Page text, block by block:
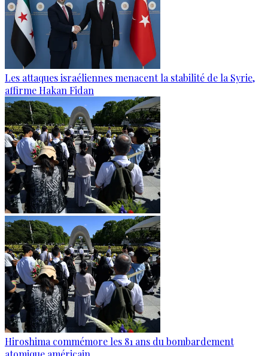
Les attaques israéliennes menacent la stabilité de la Syrie,
affirme Hakan Fidan
Hiroshima commémore les 81 ans du bombardement